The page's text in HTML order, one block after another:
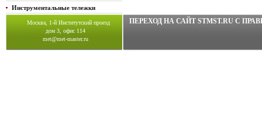
Инструментальные тележки
Москва, 1-й Институтский проезд
дом 3, офис 114
met@met-master.ru
ПЕРЕХОД НА САЙТ STMST.RU C